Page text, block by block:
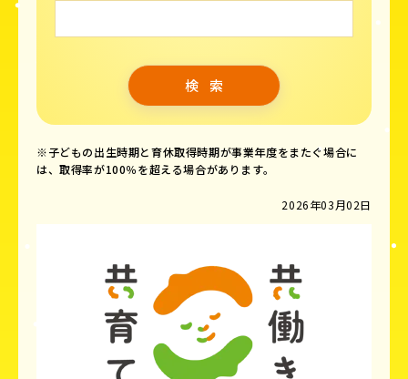
※子どもの出生時期と育休取得時期が事業年度をまたぐ場合に
は、取得率が100％を超える場合があります。
2026年03月02日